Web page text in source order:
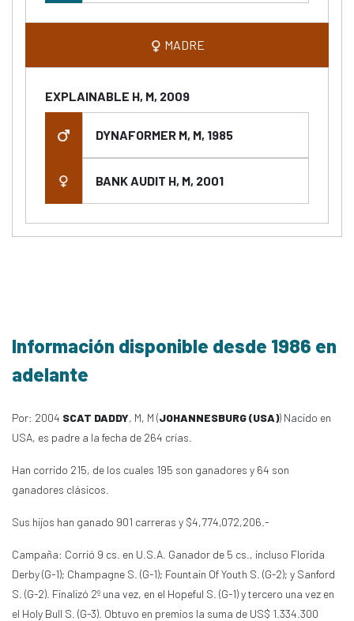
MADRE
EXPLAINABLE H, M, 2009
DYNAFORMER M, M, 1985
BANK AUDIT H, M, 2001
Información disponible desde 1986 en
adelante
Por: 2004 SCAT DADDY, M, M (JOHANNESBURG (USA)) Nacido en
USA, es padre a la fecha de 264 crías.
Han corrido 215, de los cuales 195 son ganadores y 64 son
ganadores clásicos.
Sus hijos han ganado 901 carreras y $4,774,072,206.-
Campaña: Corrió 9 cs. en U.S.A. Ganador de 5 cs., incluso Florida
Derby (G-1); Champagne S. (G-1); Fountain Of Youth S. (G-2); y Sanford
S. (G-2). Finalizó 2º una vez, en el Hopeful S. (G-1) y tercero una vez en
el Holy Bull S. (G-3). Obtuvo en premios la suma de US$ 1.334.300